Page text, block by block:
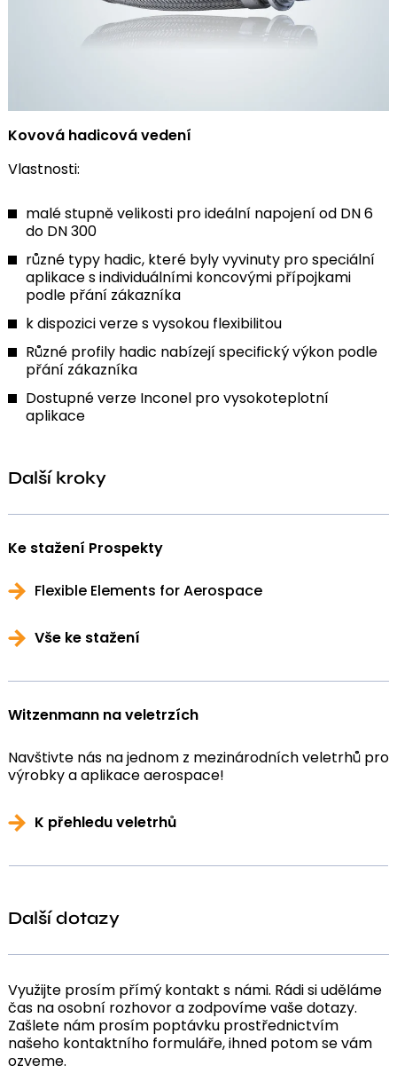
Kovová hadicová vedení
Vlastnosti:
malé stupně velikosti pro ideální napojení od DN 6
do DN 300
různé typy hadic, které byly vyvinuty pro speciální
aplikace s individuálními koncovými přípojkami
podle přání zákazníka
k dispozici verze s vysokou flexibilitou
Různé profily hadic nabízejí specifický výkon podle
přání zákazníka
Dostupné verze Inconel pro vysokoteplotní
aplikace
Další kroky
Ke stažení Prospekty
Flexible Elements for Aerospace
Vše ke stažení
Witzenmann na veletrzích
Navštivte nás na jednom z mezinárodních veletrhů pro
výrobky a aplikace aerospace!
K přehledu veletrhů
Další dotazy
Využijte prosím přímý kontakt s námi. Rádi si uděláme
čas na osobní rozhovor a zodpovíme vaše dotazy.
Zašlete nám prosím poptávku prostřednictvím
našeho kontaktního formuláře, ihned potom se vám
ozveme.